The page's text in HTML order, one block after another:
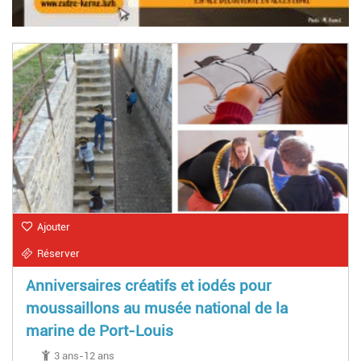
Ajouter
Réserver
Anniversaires créatifs et iodés pour
moussaillons au musée national de la
marine de Port-Louis
3 ans-12 ans